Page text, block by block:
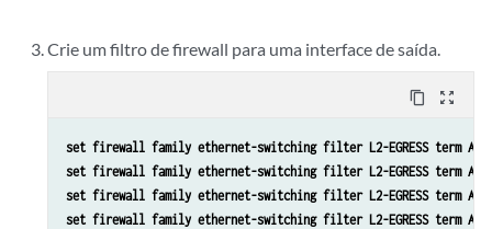
set firewall family ethernet-switching filter L2-INGRESS term
set firewall family ethernet-switching filter L2-INGRESS term
set firewall family ethernet-switching filter L2-INGRESS term
set firewall family ethernet-switching filter L2-INGRESS term
set firewall family ethernet-switching filter L2-INGRESS term DEF
Crie um filtro de firewall para uma interface de saída.
content_copy zoom_out_map
set firewall family ethernet-switching filter L2-EGRESS term ARP-
set firewall family ethernet-switching filter L2-EGRESS term
set firewall family ethernet-switching filter L2-EGRESS term
set firewall family ethernet-switching filter L2-EGRESS term